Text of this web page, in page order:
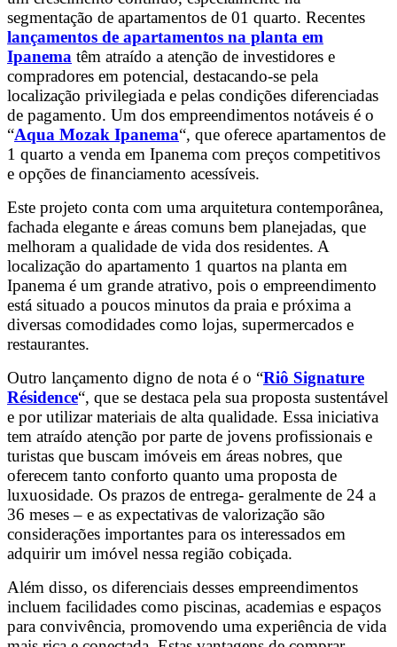
segmentação de apartamentos de 01 quarto. Recentes
lançamentos de apartamentos na planta em
Ipanema têm atraído a atenção de investidores e
compradores em potencial, destacando-se pela
localização privilegiada e pelas condições diferenciadas
de pagamento. Um dos empreendimentos notáveis é o
“Aqua Mozak Ipanema“, que oferece apartamentos de
1 quarto a venda em Ipanema com preços competitivos
e opções de financiamento acessíveis.
Este projeto conta com uma arquitetura contemporânea,
fachada elegante e áreas comuns bem planejadas, que
melhoram a qualidade de vida dos residentes. A
localização do apartamento 1 quartos na planta em
Ipanema é um grande atrativo, pois o empreendimento
está situado a poucos minutos da praia e próxima a
diversas comodidades como lojas, supermercados e
restaurantes.
Outro lançamento digno de nota é o “Riô Signature
Résidence“, que se destaca pela sua proposta sustentável
e por utilizar materiais de alta qualidade. Essa iniciativa
tem atraído atenção por parte de jovens profissionais e
turistas que buscam imóveis em áreas nobres, que
oferecem tanto conforto quanto uma proposta de
luxuosidade. Os prazos de entrega- geralmente de 24 a
36 meses – e as expectativas de valorização são
considerações importantes para os interessados em
adquirir um imóvel nessa região cobiçada.
Além disso, os diferenciais desses empreendimentos
incluem facilidades como piscinas, academias e espaços
para convivência, promovendo uma experiência de vida